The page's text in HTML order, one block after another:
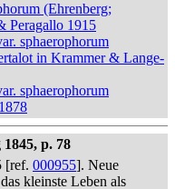
(Ehrenberg;
Peragallo 1915
sphaerophorum
in Krammer & Lange-
sphaerophorum
p. 78
[ref. 000955]. Neue
kleinste Leben als